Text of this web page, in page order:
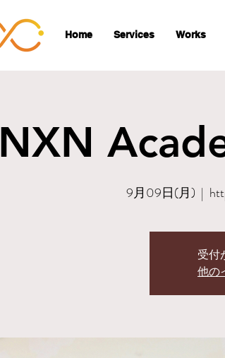
Home Services Works
NXN
9月09日(月)
  |
受付
他の